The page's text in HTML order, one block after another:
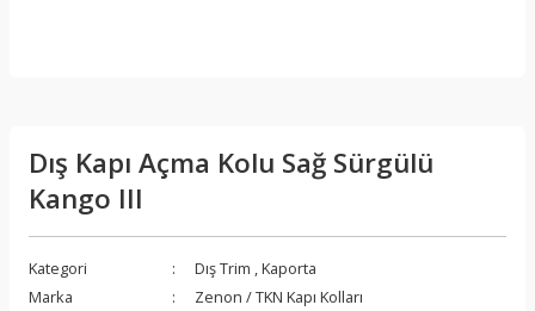
Dış Kapı Açma Kolu Sağ Sürgülü
Kango III
Kategori Dış Trim ,Kaporta
Marka
Zenon / TKN Kapı Kolları